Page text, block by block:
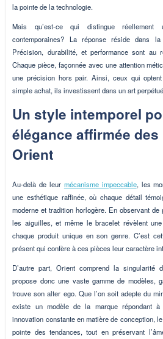
la pointe de la technologie.
Mais qu’est-ce qui distingue
contemporaines? La réponse réside dans
Précision, durabilité, et performance sont au
Chaque pièce, façonnée avec une attention
une précision hors pair. Ainsi, ceux qui
simple achat, ils investissent dans un art
Un style intemporel
élégance affirmée
Orient
Au-delà de leur mécanisme impeccable, les
une esthétique raffinée, où chaque détail
moderne et tradition horlogère. En observant
les aiguilles, et même le bracelet révèlent
chaque produit unique en son genre. C’est
présent qui confère à ces pièces leur caractère
D’autre part, Orient comprend la singularité
propose donc une vaste gamme de modèles,
trouve son alter ego. Que l’on soit adepte du
existe un modèle de la marque répondant
innovation constante en matière de conception,
pointe des tendances, tout en préservant